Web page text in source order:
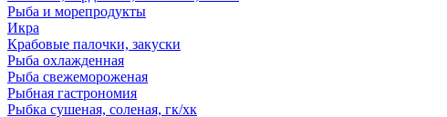
Рыба и морепродукты
Икра
Крабовые палочки, закуски
Рыба охлажденная
Рыба свежемороженая
Рыбная гастрономия
Рыбка сушеная, соленая, гк/хк